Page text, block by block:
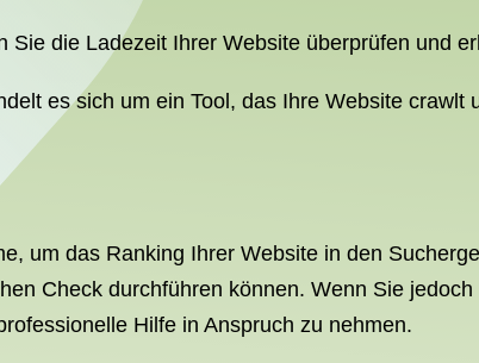
die Ladezeit Ihrer Website überprüfen und
es sich um ein Tool, das Ihre Website crawlt
um das Ranking Ihrer Website in den
Check durchführen können. Wenn Sie
Hilfe in Anspruch zu nehmen.